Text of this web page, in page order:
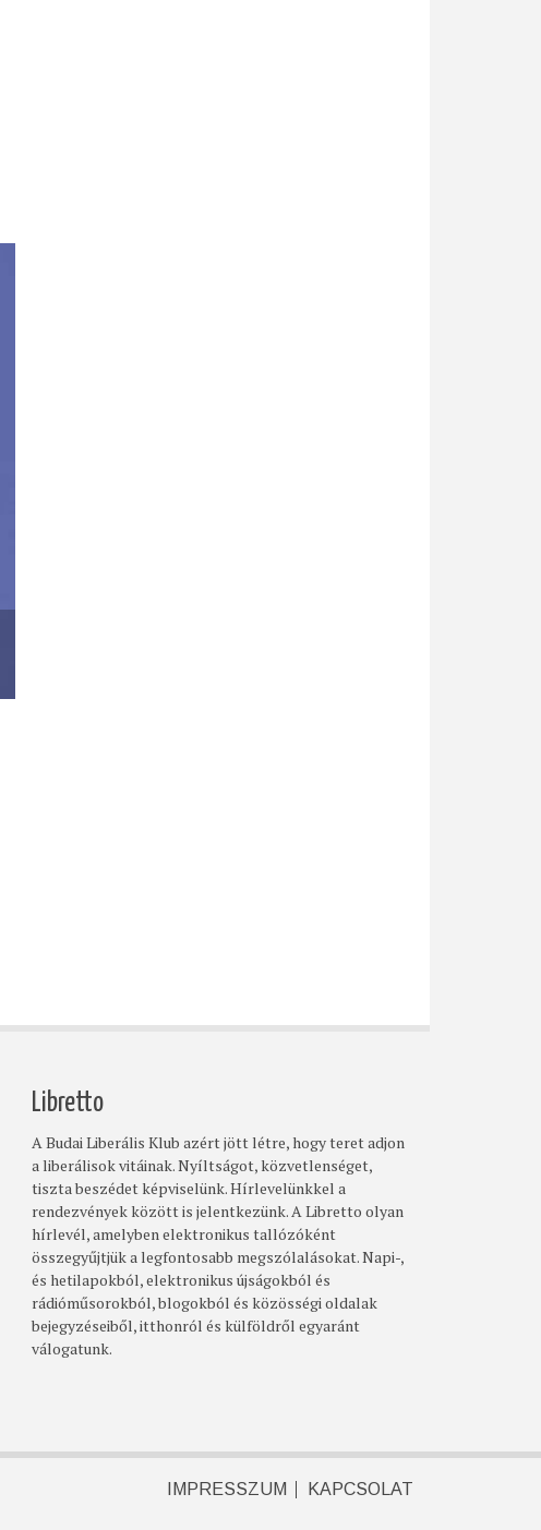
Libretto
A Budai Liberális Klub azért jött létre, hogy teret adjon
a liberálisok vitáinak. Nyíltságot, közvetlenséget,
tiszta beszédet képviselünk. Hírlevelünkkel a
rendezvények között is jelentkezünk. A Libretto olyan
hírlevél, amelyben elektronikus tallózóként
összegyűjtjük a legfontosabb megszólalásokat. Napi-,
és hetilapokból, elektronikus újságokból és
rádióműsorokból, blogokból és közösségi oldalak
bejegyzéseiből, itthonról és külföldről egyaránt
válogatunk.
IMPRESSZUM KAPCSOLAT